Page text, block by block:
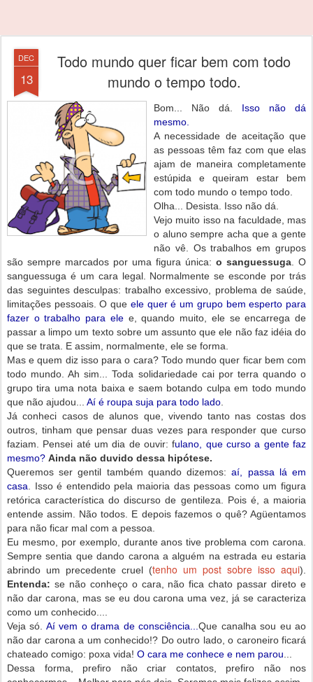
DEC
13
Todo mundo quer ficar bem com todo
mundo o tempo todo.
Bom... Não dá. Isso não dá
mesmo.
A necessidade de aceitação que
as pessoas têm faz com que elas
ajam de maneira completamente
estúpida e queiram estar bem
com todo mundo o tempo todo.
Olha... Desista. Isso não dá.
Vejo muito isso na faculdade, mas
o aluno sempre acha que a gente
não vê. Os trabalhos em grupos
são sempre marcados por uma figura única: o sanguessuga . O
sanguessuga é um cara legal. Normalmente se esconde por trás
das seguintes desculpas: trabalho excessivo, problema de saúde,
limitações pessoais. O que ele quer é um grupo bem esperto para
fazer o trabalho para elee, quando muito, ele se encarrega de
passar a limpo um texto sobre um assunto que ele não faz idéia do
que se trata. E assim, normalmente, ele se forma.
Mas e quem diz isso para o cara? Todo mundo quer ficar bem com
todo mundo. Ah sim... Toda solidariedade cai por terra quando o
grupo tira uma nota baixa e saem botando culpa em todo mundo
que não ajudou... Aí é roupa suja para todo lado
Já conheci casos de alunos que, vivendo tanto nas costas dos
outros, tinham que pensar duas vezes para responder que curso
faziam. Pensei até um dia de ouvir: fulano, que curso a gente faz
mesmo? Ainda não duvido dessa hipótese.
Queremos ser gentil também quando dizemos:aí, passa lá em
casa . Isso é entendido pela maioria das pessoas como um figura
retórica característica do discurso de gentileza. Pois é, a maioria
entende assim. Não todos. E depois fazemos o quê? Agüentamos
para não ficar mal com a pessoa.
Eu mesmo, por exemplo, durante anos tive problema com carona.
Sempre sentia que dando carona a alguém na estrada eu estaria
abrindo um precedente cruel (tenho um post sobre isso aqui).
Entenda: se não conheço o cara, não fica chato passar direto e
não dar carona, mas se eu dou carona uma vez, já se caracteriza
como um conhecido....
Veja só. Aí vem o drama de consciência...Que canalha sou eu ao
não dar carona a um conhecido!? Do outro lado, o caroneiro ficará
chateado comigo: poxa vida! O cara me conhece e nem parou
Dessa forma, prefiro não criar contatos, prefiro não nos